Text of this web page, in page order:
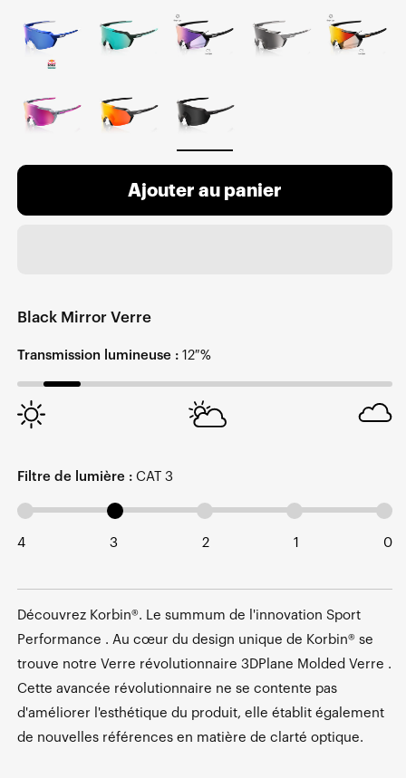
Ajouter au panier
Black Mirror Verre
Transmission lumineuse : 12 %
Filtre de lumière : CAT 3
4 3 2 1 0
Découvrez Korbin®. Le summum de l'innovation Sport
Performance . Au cœur du design unique de Korbin® se
trouve notre Verre révolutionnaire 3DPlane Molded Verre .
Cette avancée révolutionnaire ne se contente pas
d'améliorer l'esthétique du produit, elle établit également
de nouvelles références en matière de clarté optique.